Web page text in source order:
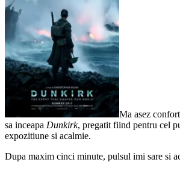
Ma asez
sa inceapa Dunkirk, pregatit fiind pentru cel
expozitiune si acalmie.
Dupa maxim cinci minute, pulsul imi sare si